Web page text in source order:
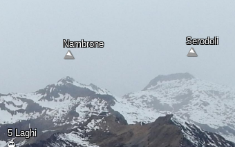
Nambrone Serodoli
5 Laghi